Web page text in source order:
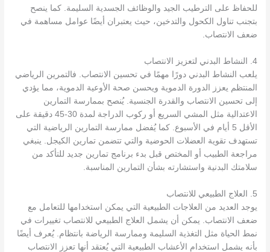
للحفاظ على الترطيب الجيد والوظائف الجسدية السليمة. كما ينصح
بتجنب تناول الكحول والتدخين، حيث يعتبران أيضًا عوامل مساهمة في
ضعف الانتصاب.
4. النشاط البدني لتعزيز الانتصاب
يلعب النشاط البدني دورًا مهمًا في تحسين الانتصاب. فالتمرين الرياضي
المنتظم يعزز الدورة الدموية ويحسن صحة الأوعية الدموية، مما يؤدي
إلى تحسين الانتصاب والقدرة الجنسية. يُنصح بممارسة التمارين
الاعتدالية مثل المشي السريع أو ركوب الدراجة لمدة 30-45 دقيقة على
الأقل 5 أيام في الأسبوع. كما يُفضل ممارسة التمارين الرياضية التي
تستهدف تقوية العضلات الحوضية والتي تتضمن تمارين الكيجل. ينبغي
مراجعة الطبيب أو المختص قبل بدء برنامج تمارين جديد للتأكد من
سلامتك البدنية واستشارته بشأن التمارين المناسبة.
5. العلاج الطبيعي للانتصاب
يوجد العديد من العلاجات الطبيعية التي يمكن استخدامها للتعامل مع
ضعف الانتصاب. يمكن أن يشمل العلاج الطبيعي للانتصاب تغييرات في
نمط الحياة مثل التغذية السليمة وممارسة الرياضة بانتظام. يُعرف أيضًا
بأنه يشمل استخدام الأعشاب الطبيعية التي يُعتقد أنها تعزز الانتصاب